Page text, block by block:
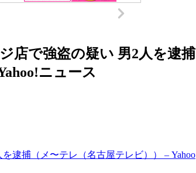
店で強盗の疑い 男2人を逮捕
ニュース
逮捕（メ〜テレ（名古屋テレビ）） – Yahoo